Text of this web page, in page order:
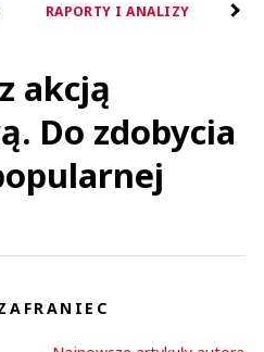
RAPORTY I ANALIZY
akcją
Do zdobycia